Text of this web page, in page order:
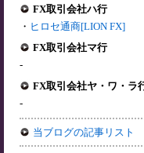
FX取引会社ハ行
・ ヒロセ通商[LION FX]
FX取引会社マ行
-
FX取引会社ヤ・ワ・ラ
-
当ブログの記事リスト